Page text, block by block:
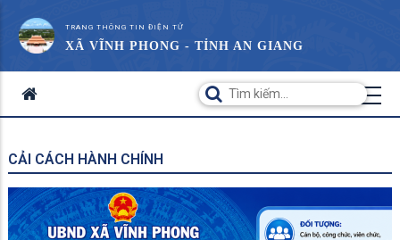
TRANG THÔNG TIN ĐIỆN TỬ
XÃ VĨNH PHONG - TỈNH AN GIANG
CẢI CÁCH HÀNH CHÍNH